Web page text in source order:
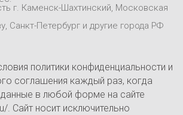
г. Каменск-Шахтинский, Московская
Санкт-Петербург и другие города РФ
политики конфиденциальности и
соглашения каждый раз, когда
данные в любой форме на сайте
. Сайт носит исключительно